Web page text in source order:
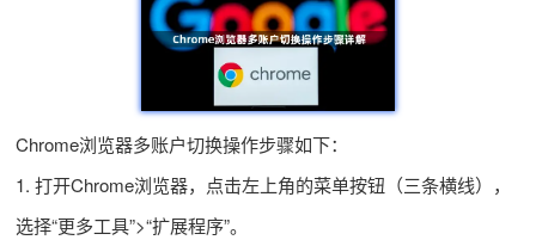
Chrome浏览器多账户切换操作步骤如下：
1. 打开Chrome浏览器，点击左上角的菜单按钮（三条横线），
选择“更多工具”>“扩展程序”。